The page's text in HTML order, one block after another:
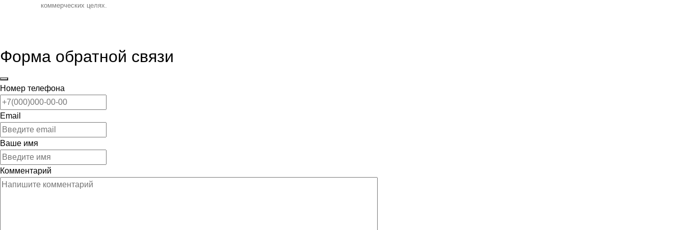
коммерческих целях.
Форма обратной связи
Номер телефона
Email
Ваше имя
Комментарий